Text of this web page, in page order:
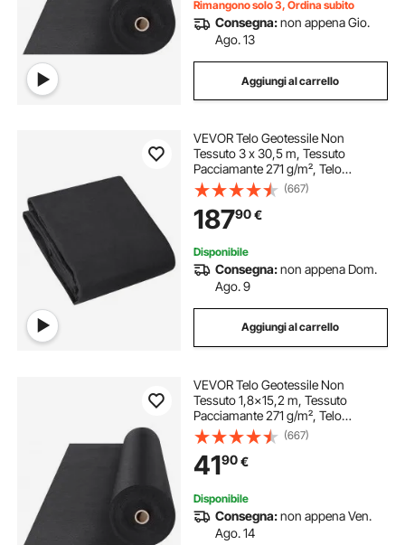
Rimangono solo 3, Ordina subito
Consegna:non appena Gio.
Ago. 13
Aggiungi al carrello
VEVOR Telo Geotessile Non
Tessuto 3 x 30,5 m, Tessuto
Pacciamante 271 g/m², Telo
Pacciamatura Anti Erbacce per
Sistemi di Drenaggio,
Paesaggistica, Copertura Non
Tessuto Geotessile del Terreno,
Nero
(667)
18790€
Disponibile
Consegna:non appena Dom.
Ago. 9
Aggiungi al carrello
VEVOR Telo Geotessile Non
Tessuto 1,8x15,2 m, Tessuto
Pacciamante 271 g/m², Telo
Pacciamatura Anti Erbacce per
Sistemi di Drenaggio,
Paesaggistica, Copertura Non
Tessuto Geotessile del Terreno,
Nero
(667)
4190€
Disponibile
Consegna:non appena Ven.
Ago. 14